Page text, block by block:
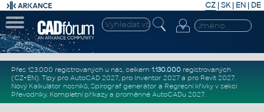
CZ | SK| EN | DE
Přes 123.000 registrovaných u nás, celkem 1.130.000registrovaných
(CZ+EN). Tipy pro AutoCAD 2027, pro Inventor 2027a pro Revit 2027.
Nový Kalkulátor nosníků, Spirograf generátor a Regresní křivkyv sekci
Převodníky. Kompletní příkazya proměnné AutoCADu 2027.